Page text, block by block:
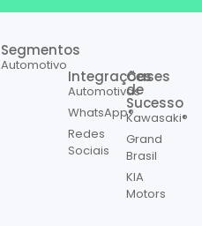
Segmentos
Automotivo
Integrações
Automotivas
WhatsApp®
Redes
Sociais
Cases
de
Sucesso
Kawasaki®
Grand
Brasil
KIA
Motors